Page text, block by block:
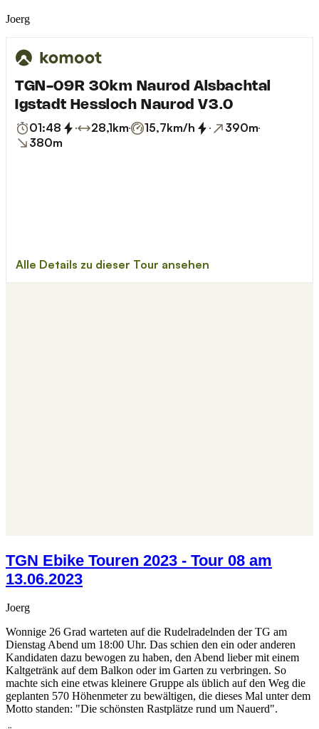
Joerg
TGN Ebike Touren 2023 - Tour 08 am
13.06.2023
Joerg
Wonnige 26 Grad warteten auf die Rudelradelnden der TG am
Dienstag Abend um 18:00 Uhr. Das schien den ein oder anderen
Kandidaten dazu bewogen zu haben, den Abend lieber mit einem
Kaltgetränk auf dem Balkon oder im Garten zu verbringen. So
machte sich eine etwas kleinere Gruppe als üblich auf den Weg die
geplanten 570 Höhenmeter zu bewältigen, die dieses Mal unter dem
Motto standen: "Die schönsten Rastplätze rund um Nauerd".